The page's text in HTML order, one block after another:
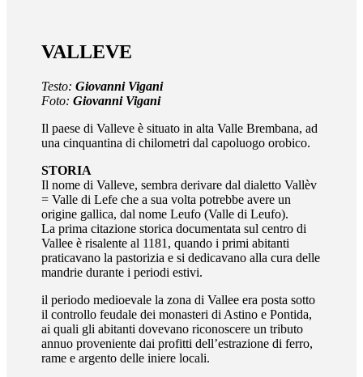
VALLEVE
Testo:Giovanni Vigani
Foto:Giovanni Vigani
Il paese di Valleve è situato in alta Valle Brembana, ad
una cinquantina di chilometri dal capoluogo orobico.
STORIA
Il nome di Valleve, sembra derivare dal dialetto Vallèv
= Valle di Lefe che a sua volta potrebbe avere un
origine gallica, dal nome Leufo (Valle di Leufo).
La prima citazione storica documentata sul centro di
Vallee è risalente al 1181, quando i primi abitanti
praticavano la pastorizia e si dedicavano alla cura delle
mandrie durante i periodi estivi.
il periodo medioevale la zona di Vallee era posta sotto
il controllo feudale dei monasteri di Astino e Pontida,
ai quali gli abitanti dovevano riconoscere un tributo
annuo proveniente dai profitti dell’estrazione di ferro,
rame e argento delle iniere locali.